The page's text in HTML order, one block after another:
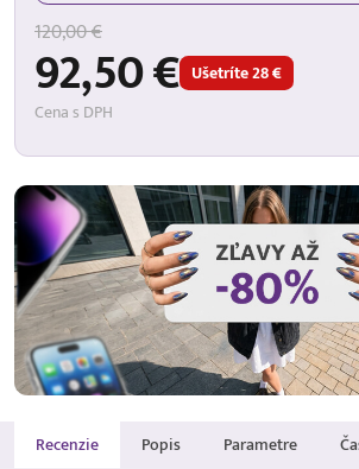
120,00 €
92,50 € Ušetríte 28 €
Cena s DPH
Recenzie Popis Parametre